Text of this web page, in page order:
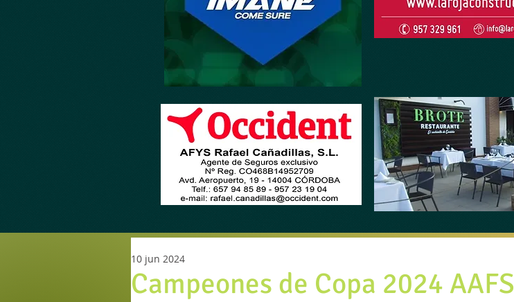
Campeones de Copa 2024 AAFS
10 jun 2024